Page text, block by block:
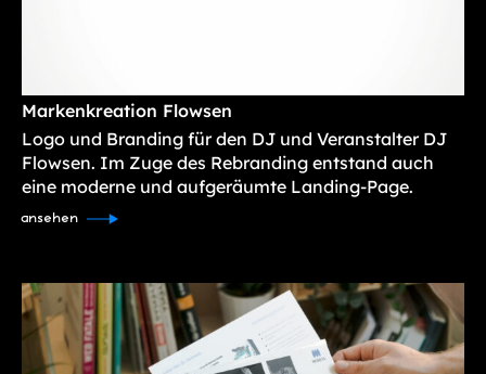
Markenkreation Flowsen
Logo und Branding für den DJ und Veranstalter DJ
Flowsen. Im Zuge des Rebranding entstand auch
eine moderne und aufgeräumte Landing-Page.
ansehen